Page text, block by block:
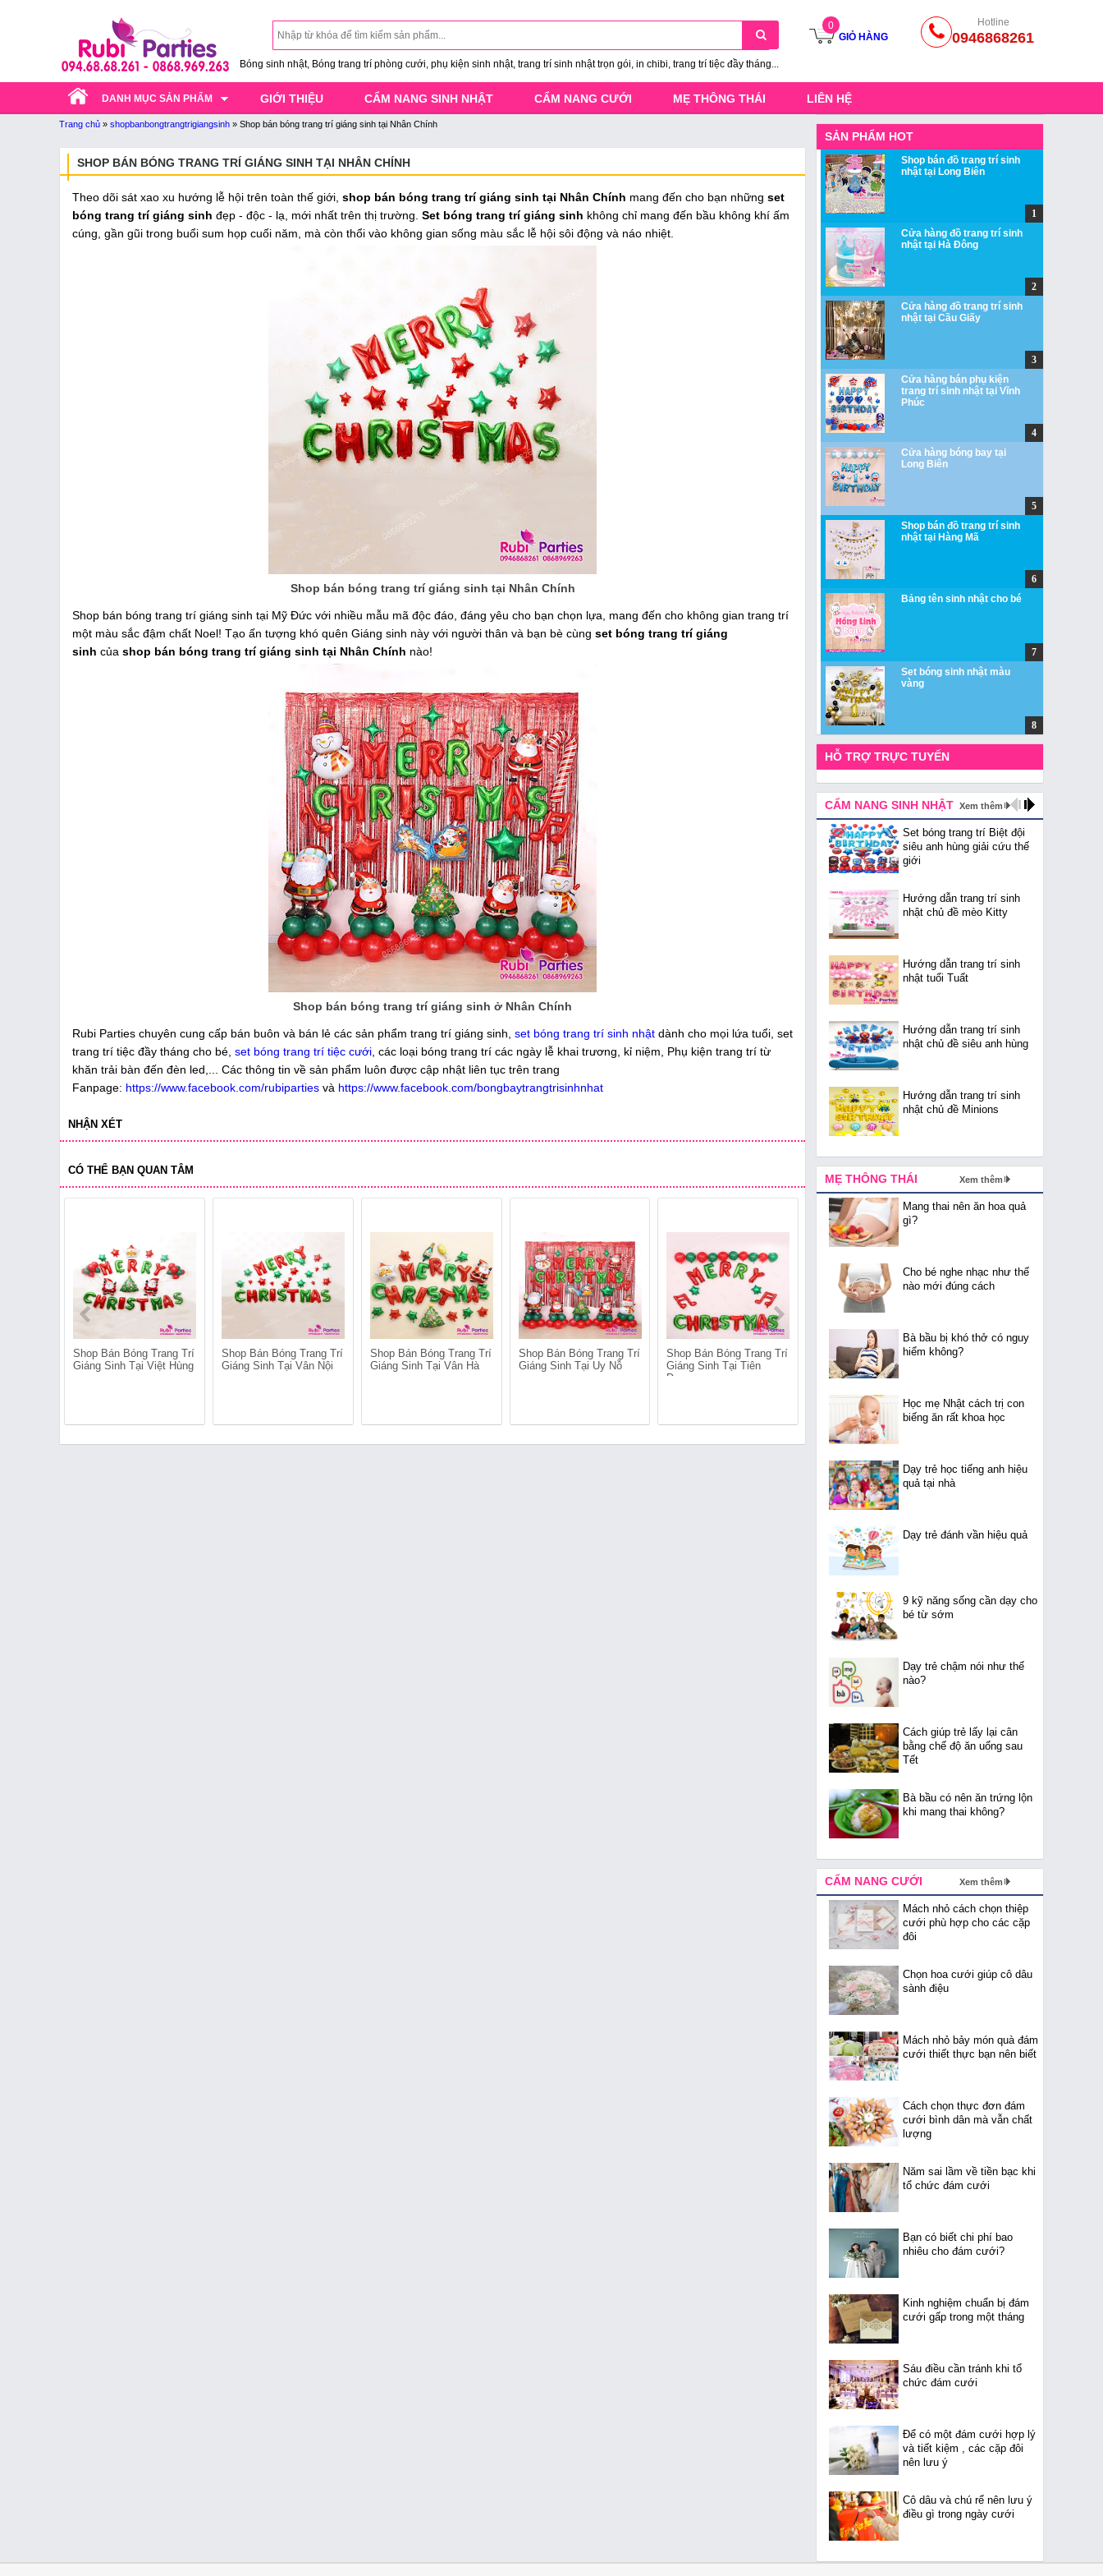
Bóng sinh nhật, Bóng trang trí phòng cưới, phụ kiện sinh nhật, trang trí sinh nhật trọn gói, in chibi, trang trí tiệc đầy tháng...
0
GIỎ HÀNG
Hotline
0946868261
DANH MỤC SẢN PHẨM GIỚI THIỆU CẨM NANG SINH NHẬT CẨM NANG CƯỚI MẸ THÔNG THÁI LIÊN HỆ
Trang chủ » shopbanbongtrangtrigiangsinh » Shop bán bóng trang trí giáng sinh tại Nhân Chính
SHOP BÁN BÓNG TRANG TRÍ GIÁNG SINH TẠI NHÂN CHÍNH
Theo dõi sát xao xu hướng lễ hội trên toàn thế giới, shop bán bóng trang trí giáng sinh tại Nhân Chính mang đến cho bạn những set
bóng trang trí giáng sinh đẹp - độc - lạ, mới nhất trên thị trường. Set bóng trang trí giáng sinh không chỉ mang đến bầu không khí ấm
cúng, gần gũi trong buổi sum họp cuối năm, mà còn thổi vào không gian sống màu sắc lễ hội sôi động và náo nhiệt.
Shop bán bóng trang trí giáng sinh tại Nhân Chính
Shop bán bóng trang trí giáng sinh tại Mỹ Đức với nhiều mẫu mã độc đáo, đáng yêu cho bạn chọn lựa, mang đến cho không gian trang trí
một màu sắc đậm chất Noel! Tạo ấn tượng khó quên Giáng sinh này với người thân và bạn bè cùng set bóng trang trí giáng
sinh của shop bán bóng trang trí giáng sinh tại Nhân Chính nào!
Shop bán bóng trang trí giáng sinh ở Nhân Chính
Rubi Parties chuyên cung cấp bán buôn và bán lẻ các sản phẩm trang trí giáng sinh, set bóng trang trí sinh nhật dành cho mọi lứa tuổi, set
trang trí tiệc đầy tháng cho bé, set bóng trang trí tiệc cưới , các loại bóng trang trí các ngày lễ khai trương, kỉ niệm, Phụ kiện trang trí từ
khăn trải bàn đến đèn led,... Các thông tin về sản phẩm luôn được cập nhật liên tục trên trang
Fanpage: https://www.facebook.com/rubiparties và https://www.facebook.com/bongbaytrangtrisinhnhat
NHẬN XÉT
CÓ THỂ BẠN QUAN TÂM
Shop Bán Bóng Trang Trí
Giáng Sinh Tại Việt Hùng
Shop Bán Bóng Trang Trí
Giáng Sinh Tại Vân Nội
Shop Bán Bóng Trang Trí
Giáng Sinh Tại Vân Hà
Shop Bán Bóng Trang Trí
Giáng Sinh Tại Uy Nỗ
Shop Bán Bóng Trang Trí
Giáng Sinh Tại Tiên
Dương
Shop Bán Bóng Trang Trí
Giáng Sinh Tại Tàm Xá
SẢN PHẨM HOT
Shop bán đồ trang trí sinh
nhật tại Long Biên
Cửa hàng đồ trang trí sinh
nhật tại Hà Đông
Cửa hàng đồ trang trí sinh
nhật tại Cầu Giấy
Cửa hàng bán phụ kiện
trang trí sinh nhật tại Vĩnh
Phúc
Cửa hàng bóng bay tại
Long Biên
Shop bán đồ trang trí sinh
nhật tại Hàng Mã
Bảng tên sinh nhật cho bé
Set bóng sinh nhật màu
vàng
HỖ TRỢ TRỰC TUYẾN
CẨM NANG SINH NHẬT Xem thêm
Set bóng trang trí Biệt đội
siêu anh hùng giải cứu thế
giới
Hướng dẫn trang trí sinh
nhật chủ đề mèo Kitty
Hướng dẫn trang trí sinh
nhật tuổi Tuất
Hướng dẫn trang trí sinh
nhật chủ đề siêu anh hùng
Hướng dẫn trang trí sinh
nhật chủ đề Minions
MẸ THÔNG THÁI Xem thêm
Mang thai nên ăn hoa quả
gì?
Cho bé nghe nhạc như thế
nào mới đúng cách
Bà bầu bị khó thở có nguy
hiểm không?
Học mẹ Nhật cách trị con
biếng ăn rất khoa học
Dạy trẻ học tiếng anh hiệu
quả tại nhà
Dạy trẻ đánh vần hiệu quả
9 kỹ năng sống cần dạy cho
bé từ sớm
Dạy trẻ chậm nói như thế
nào?
Cách giúp trẻ lấy lại cân
bằng chế độ ăn uống sau
Tết
Bà bầu có nên ăn trứng lộn
khi mang thai không?
CẨM NANG CƯỚI Xem thêm
Mách nhỏ cách chọn thiệp
cưới phù hợp cho các cặp
đôi
Chọn hoa cưới giúp cô dâu
sành điệu
Mách nhỏ bảy món quà đám
cưới thiết thực bạn nên biết
Cách chọn thực đơn đám
cưới bình dân mà vẫn chất
lượng
Năm sai lầm về tiền bạc khi
tổ chức đám cưới
Bạn có biết chi phí bao
nhiêu cho đám cưới?
Kinh nghiệm chuẩn bị đám
cưới gấp trong một tháng
Sáu điều cần tránh khi tổ
chức đám cưới
Để có một đám cưới hợp lý
và tiết kiệm , các cặp đôi
nên lưu ý
Cô dâu và chú rể nên lưu ý
điều gì trong ngày cưới